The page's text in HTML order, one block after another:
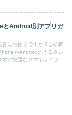
とAndroid別アプリガ
告にお困りですか？この簡
やAndroidのうるさい
ぐ快適なスマホライフを